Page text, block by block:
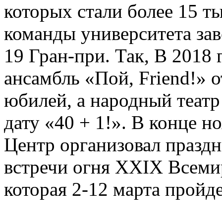
которых стали более 15
команды университета
19 Гран-при. Так, В 2018
ансамбль «Пой, Friend!»
юбилей, а народный
дату «40 + 1!». В конце
Центр организовал
встречи огня XXIX
которая 2-12 марта